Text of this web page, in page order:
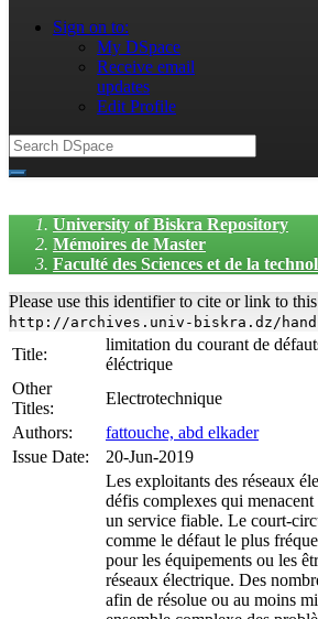
Sign on to:
My DSpace
Receive email
updates
Edit Profile
University of Biskra Repository
Mémoires de Master
Faculté des Sciences et de la
Please use this identifier to cite or link to
http://archives.univ-biskra.dz/
Title:
limitation du courant de
éléctrique
Other
Titles:
Electrotechnique
Authors:
fattouche, abd elkader
Issue Date:
20-Jun-2019
Les exploitants des réseaux
défis complexes qui
un service fiable. Le court-
comme le défaut le plus
pour les équipements ou les
réseaux électrique. Des
afin de résolue ou au moins